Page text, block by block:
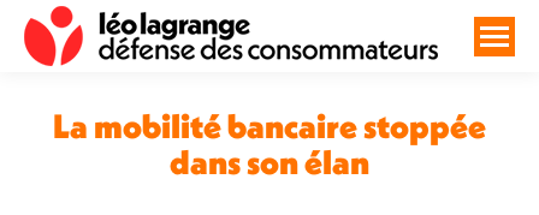
La mobilité bancaire stoppée
dans son élan